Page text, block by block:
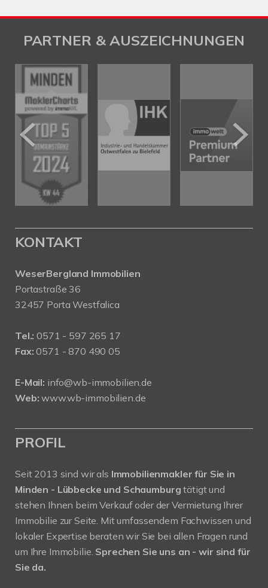
PARTNER & AUSZEICHNUNGEN
KONTAKT
WeserBergland Immobilien
Portastraße 36
32457 Porta Westfalica
Tel.: 0571 - 597 265 17
Fax: 0571 - 870 490 05
E-Mail: info@wb-immobilien.de
Web: www.wb-immobilien.de
PROFIL
Seit 2013 sind wir als Immobilienmakler für Sie in
Minden - Lübbecke und Schaumburgtätigt und
stehen Ihnen beim Verkauf oder der Vermietung Ihrer
Immobilie zur Seite. Mit umfassendem Fachwissen und
lokaler Expertise beraten wir Sie bei allen Fragen rund
um Ihre Immobilie. Sprechen Sie uns an - wir sind für
Sie da.